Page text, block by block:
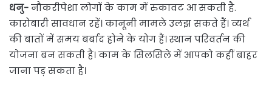
धनु-नौकरीपेशा लोगों के काम में रुकावट आ सकती है.
कारोबारी सावधान रहें। कानूनी मामले उलझ सकते हैं। व्यर्थ
की बातों में समय बर्बाद होने के योग हैं। स्थान परिवर्तन की
योजना बन सकती है। काम के सिलसिले में आपको कहीं बाहर
जाना पड़ सकता है।